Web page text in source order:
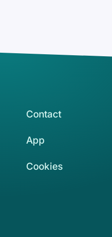
Contact
App
Cookies